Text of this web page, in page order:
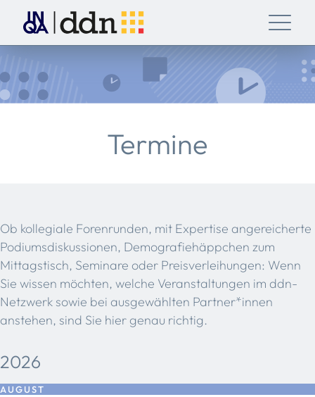
Termine
Ob kollegiale Forenrunden, mit Expertise angereicherte
Podiumsdiskussionen, Demografiehäppchen zum
Mittagstisch, Seminare oder Preisverleihungen: Wenn
Sie wissen möchten, welche Veranstaltungen im ddn-
Netzwerk sowie bei ausgewählten Partner*innen
anstehen, sind Sie hier genau richtig.
2026
AUGUST